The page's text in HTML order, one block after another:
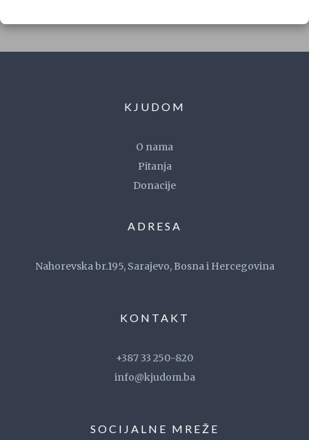
KJUDOM
O nama
Pitanja
Donacije
ADRESA
Nahorevska br.195, Sarajevo, Bosna i Hercegovina
KONTAKT
+387 33 250-820
info@kjudom.ba
SOCIJALNE MREŽE